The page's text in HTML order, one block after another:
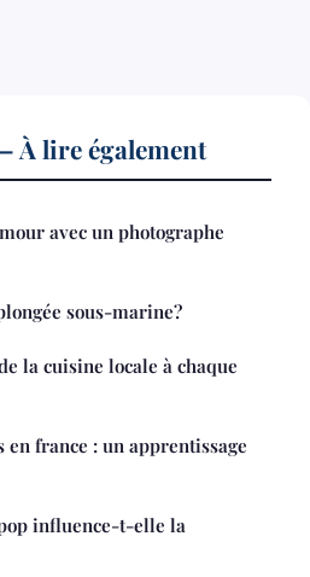
À lire également
avec un photographe
sous-marine?
la cuisine locale à chaque
en france : un apprentissage
influence-t-elle la